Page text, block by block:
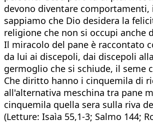
devono diventare
sappiamo che Dio desidera la
religione che non si occupi anche
Il miracolo del pane è raccontato
da lui ai discepoli, dai discepoli
germoglio che si schiude, il seme
Che diritto hanno i cinquemila di
all'alternativa meschina tra pane
cinquemila quella sera sulla riva
(Letture: Isaìa 55,1-3; Salmo 144;